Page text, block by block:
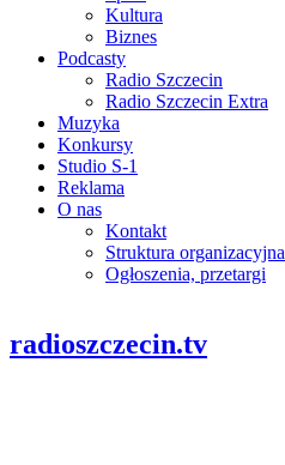
Kultura
Biznes
Podcasty
Radio Szczecin
Radio Szczecin Extra
Muzyka
Konkursy
Studio S-1
Reklama
O nas
Kontakt
Struktura organizacyjna
Ogłoszenia, przetargi
radioszczecin.tv